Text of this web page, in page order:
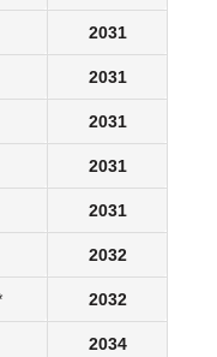
2031
2031
2031
2031
2031
2032
2032
2034